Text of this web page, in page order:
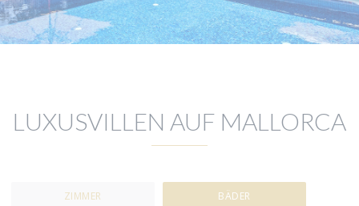
LUXUSVILLEN AUF MALLORCA
ZIMMER BÄDER